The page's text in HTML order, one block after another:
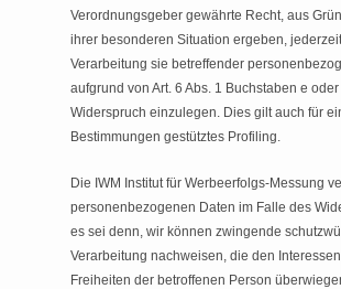
Verordnungsgeber gewährte Recht, aus
ihrer besonderen Situation ergeben,
Verarbeitung sie betreffender
aufgrund von Art. 6 Abs. 1 Buchstaben e
Widerspruch einzulegen. Dies gilt auch für
Bestimmungen gestütztes Profiling.
Die IWM Institut für Werbeerfolgs-Messung
personenbezogenen Daten im Falle des
es sei denn, wir können zwingende
Verarbeitung nachweisen, die den
Freiheiten der betroffenen Person